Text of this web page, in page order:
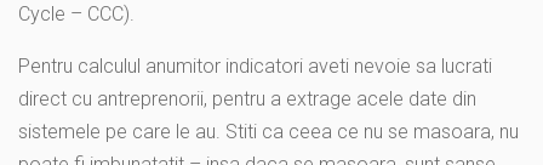
Cycle – CCC).
Pentru calculul anumitor indicatori aveti nevoie sa lucrati
direct cu antreprenorii, pentru a extrage acele date din
sistemele pe care le au. Stiti ca ceea ce nu se masoara, nu